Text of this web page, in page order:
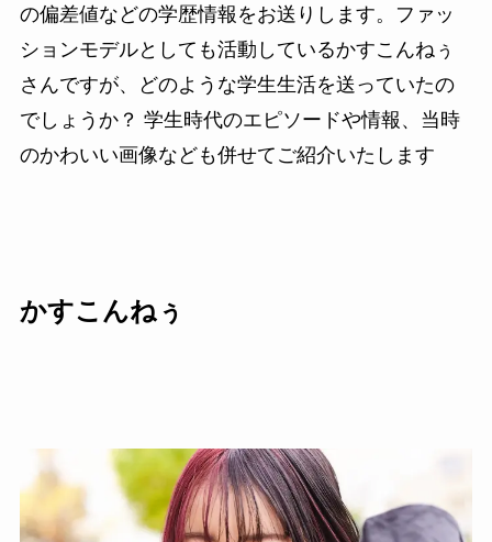
の偏差値などの学歴情報をお送りします。ファッ
ションモデルとしても活動しているかすこんねぅ
さんですが、どのような学生生活を送っていたの
でしょうか？ 学生時代のエピソードや情報、当時
のかわいい画像なども併せてご紹介いたします
かすこんねぅ